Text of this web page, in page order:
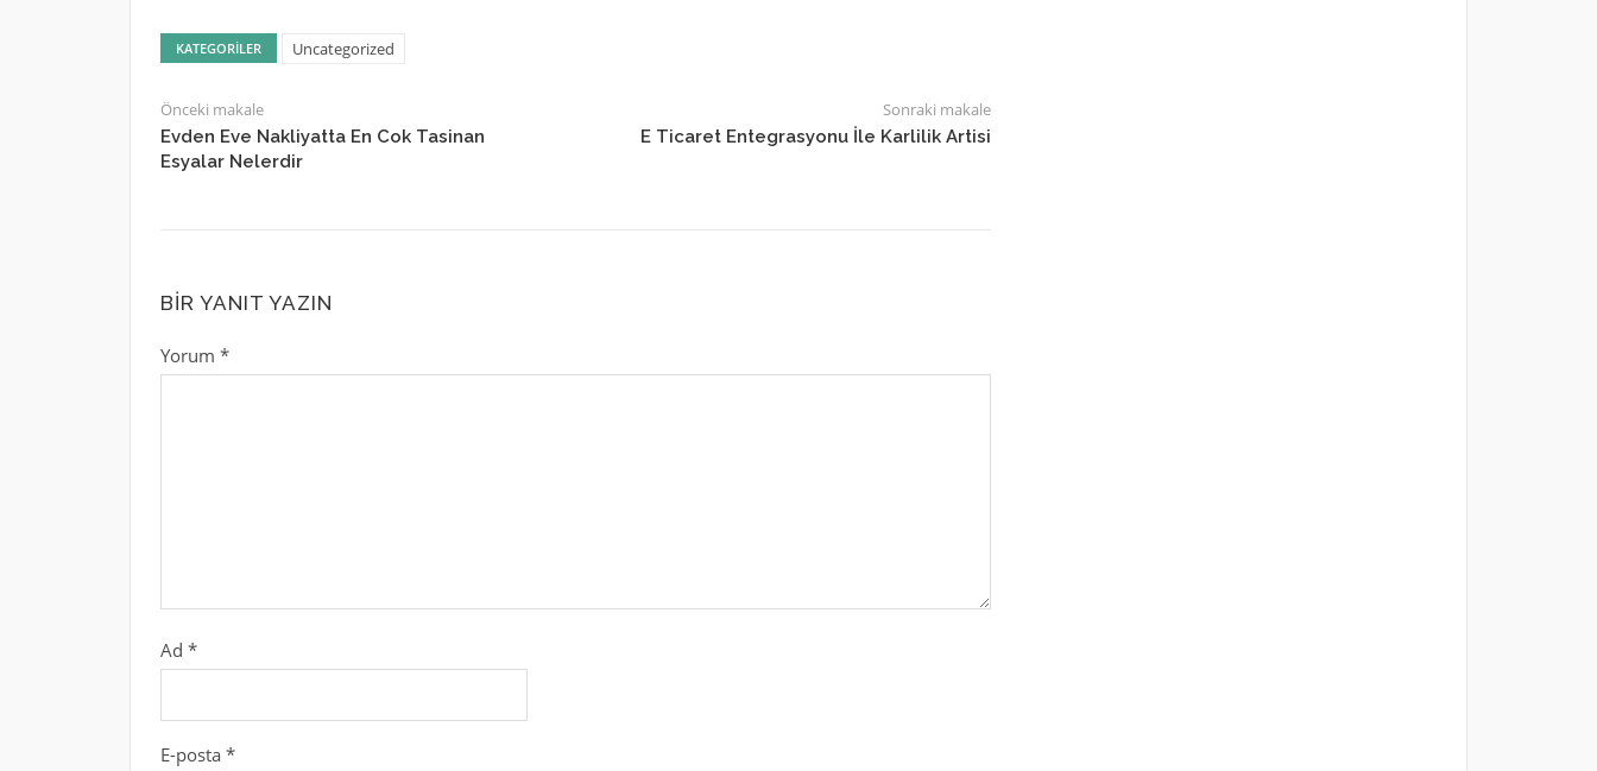
KATEGORILER Uncategorized
Önceki makale
Evden Eve Nakliyatta En Cok Tasinan
Esyalar Nelerdir
Sonraki makale
E Ticaret Entegrasyonu İle Karlilik Artisi
BIR YANIT YAZIN
Yorum *
Ad *
E-posta *